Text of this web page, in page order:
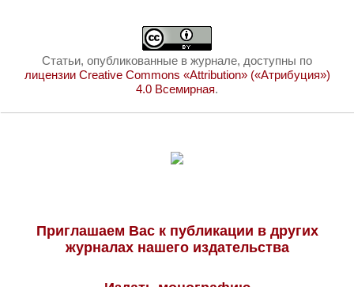
Статьи, опубликованные в журнале, доступны по
лицензии Creative Commons «Attribution» («Атрибуция»)
4.0 Всемирная.
Приглашаем Вас к публикации в других
журналах нашего издательства